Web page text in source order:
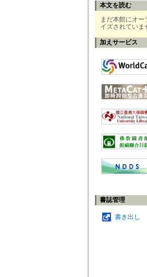
本文を読む
まだ本館にオー
イズされていま
加えサービス
書誌管理
書き出し